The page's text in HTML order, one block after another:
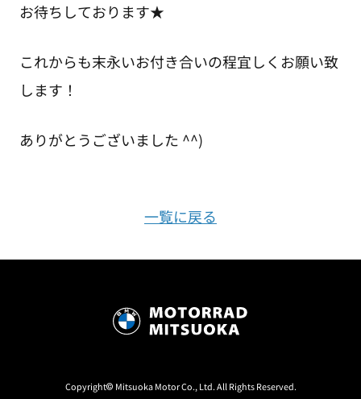
お待ちしております★
これからも末永いお付き合いの程宜しくお願い致
します！
ありがとうございました ^^)
一覧に戻る
Copyright© Mitsuoka Motor Co., Ltd. All Rights Reserved.